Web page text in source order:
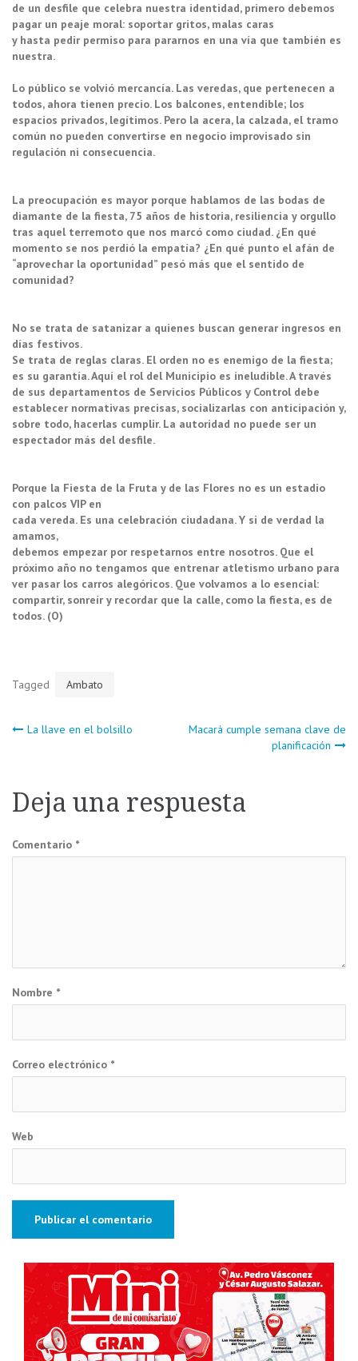
de un desfile que celebra nuestra identidad, primero debemos
pagar un peaje moral: soportar gritos, malas caras
y hasta pedir permiso para pararnos en una vía que también es
nuestra.
Lo público se volvió mercancía. Las veredas, que pertenecen a
todos, ahora tienen precio. Los balcones, entendible; los
espacios privados, legítimos. Pero la acera, la calzada, el tramo
común no pueden convertirse en negocio improvisado sin
regulación ni consecuencia.
La preocupación es mayor porque hablamos de las bodas de
diamante de la fiesta, 75 años de historia, resiliencia y orgullo
tras aquel terremoto que nos marcó como ciudad. ¿En qué
momento se nos perdió la empatía? ¿En qué punto el afán de
“aprovechar la oportunidad” pesó más que el sentido de
comunidad?
No se trata de satanizar a quienes buscan generar ingresos en
días festivos.
Se trata de reglas claras. El orden no es enemigo de la fiesta;
es su garantía. Aquí el rol del Municipio es ineludible. A través
de sus departamentos de Servicios Públicos y Control debe
establecer normativas precisas, socializarlas con anticipación y,
sobre todo, hacerlas cumplir. La autoridad no puede ser un
espectador más del desfile.
Porque la Fiesta de la Fruta y de las Flores no es un estadio
con palcos VIP en
cada vereda. Es una celebración ciudadana. Y si de verdad la
amamos,
debemos empezar por respetarnos entre nosotros. Que el
próximo año no tengamos que entrenar atletismo urbano para
ver pasar los carros alegóricos. Que volvamos a lo esencial:
compartir, sonreír y recordar que la calle, como la fiesta, es de
todos. (O)
Tagged Ambato
Navegación
entradas
La llave en el bolsillo
Macará cumple semana clave de
planificación
Deja una respuesta
Comentario *
Nombre *
Correo electrónico *
Web